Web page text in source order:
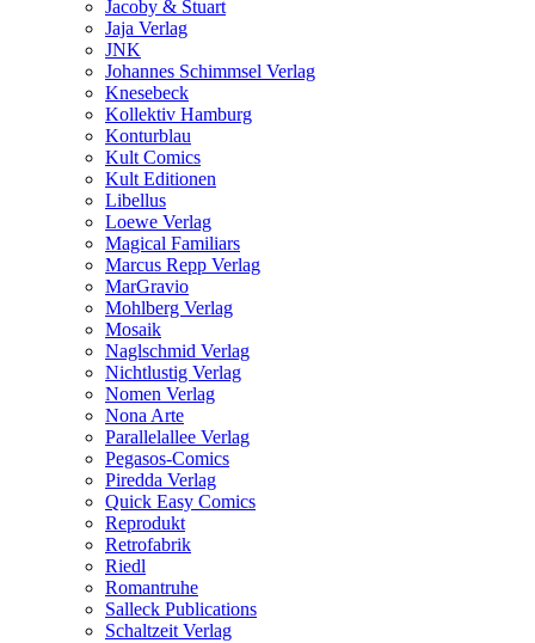
Jacoby & Stuart
Jaja Verlag
JNK
Johannes Schimmsel Verlag
Knesebeck
Kollektiv Hamburg
Konturblau
Kult Comics
Kult Editionen
Libellus
Loewe Verlag
Magical Familiars
Marcus Repp Verlag
MarGravio
Mohlberg Verlag
Mosaik
Naglschmid Verlag
Nichtlustig Verlag
Nomen Verlag
Nona Arte
Parallelallee Verlag
Pegasos-Comics
Piredda Verlag
Quick Easy Comics
Reprodukt
Retrofabrik
Riedl
Romantruhe
Salleck Publications
Schaltzeit Verlag